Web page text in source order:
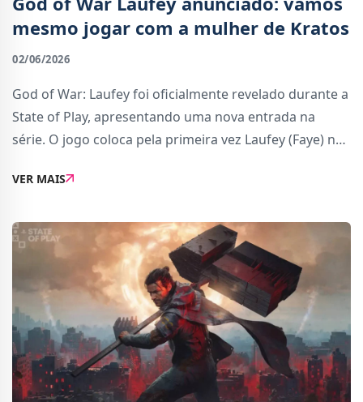
mesmo jogar com a mulher de Kratos
02/06/2026
God of War: Laufey foi oficialmente revelado durante a
State of Play, apresentando uma nova entrada na
série. O jogo coloca pela primeira vez Laufey (Faye) no
sua morte, onde explora uma nova d
VER MAIS